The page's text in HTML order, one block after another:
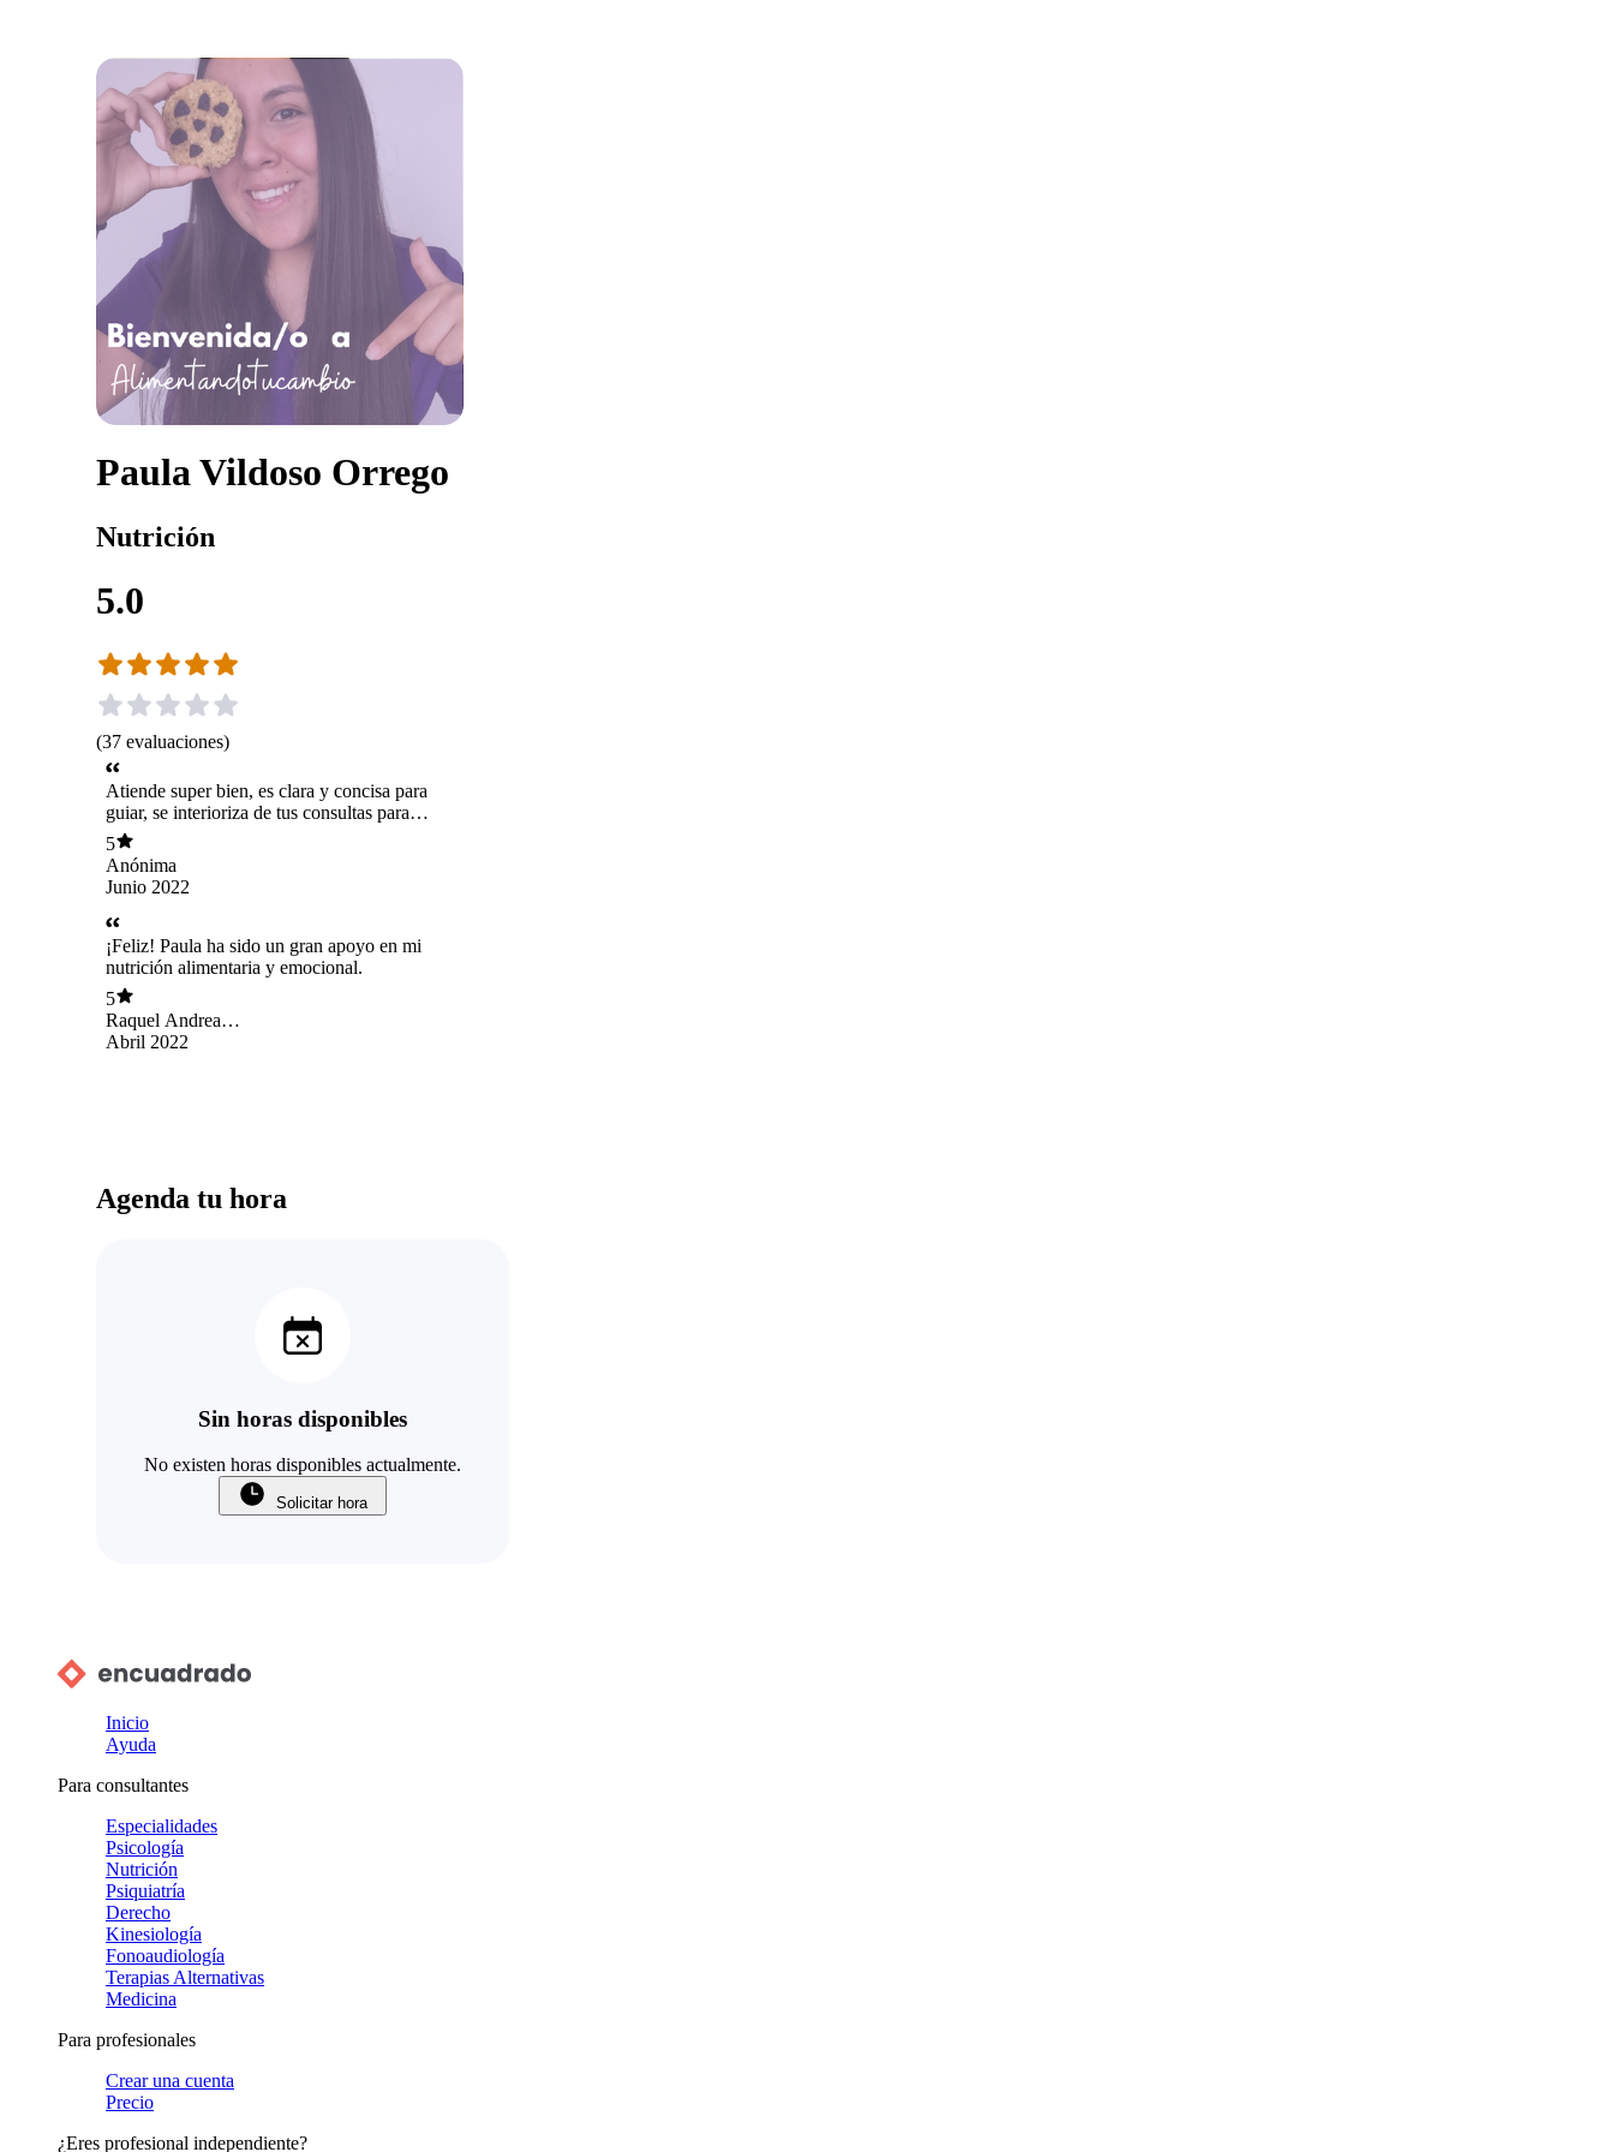
Paula Vildoso Orrego
Nutrición
5.0
(37 evaluaciones)
Atiende super bien, es clara y concisa para
guiar, se interioriza de tus consultas para
asesorarte correctamente. de todas maneras la
recomiendo
5
Anónima
Junio 2022
¡Feliz! Paula ha sido un gran apoyo en mi
nutrición alimentaria y emocional.
5
Raquel Andrea
Carrasco Torres
Abril 2022
Agenda tu hora
Sin horas disponibles
No existen horas disponibles actualmente.
Solicitar hora
Inicio
Ayuda
Para consultantes
Especialidades
Psicología
Nutrición
Psiquiatría
Derecho
Kinesiología
Fonoaudiología
Terapias Alternativas
Medicina
Para profesionales
Crear una cuenta
Precio
¿Eres profesional independiente?